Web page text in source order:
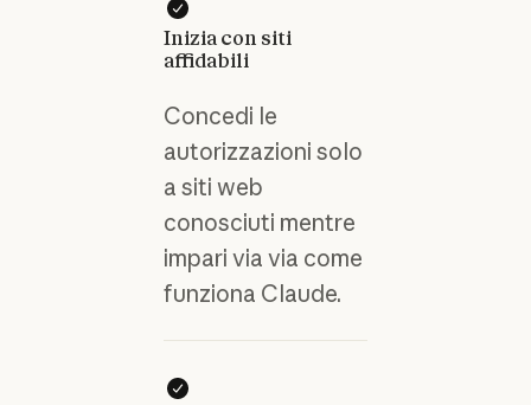
Inizia con siti
affidabili
Concedi le
autorizzazioni solo
a siti web
conosciuti mentre
impari via via come
funziona Claude.